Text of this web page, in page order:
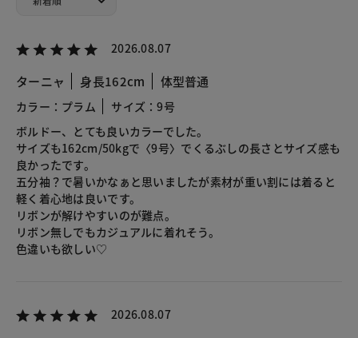
2026.08.07
ターニャ 身長162cm 体型普通
カラー：プラム
サイズ：9号
ボルドー、とても良いカラーでした。
サイズも162cm/50kgで〈9号〉でくるぶしの長さとサイズ感も
良かったです。
五分袖？で暑いかなぁと思いましたが素材が重い割には着ると
軽く着心地は良いです。
リボンが解けやすいのが難点。
リボン無しでもカジュアルに着れそう。
色違いも欲しい♡
2026.08.07